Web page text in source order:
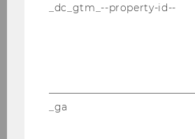
_dc_gtm_--property-id--
_ga